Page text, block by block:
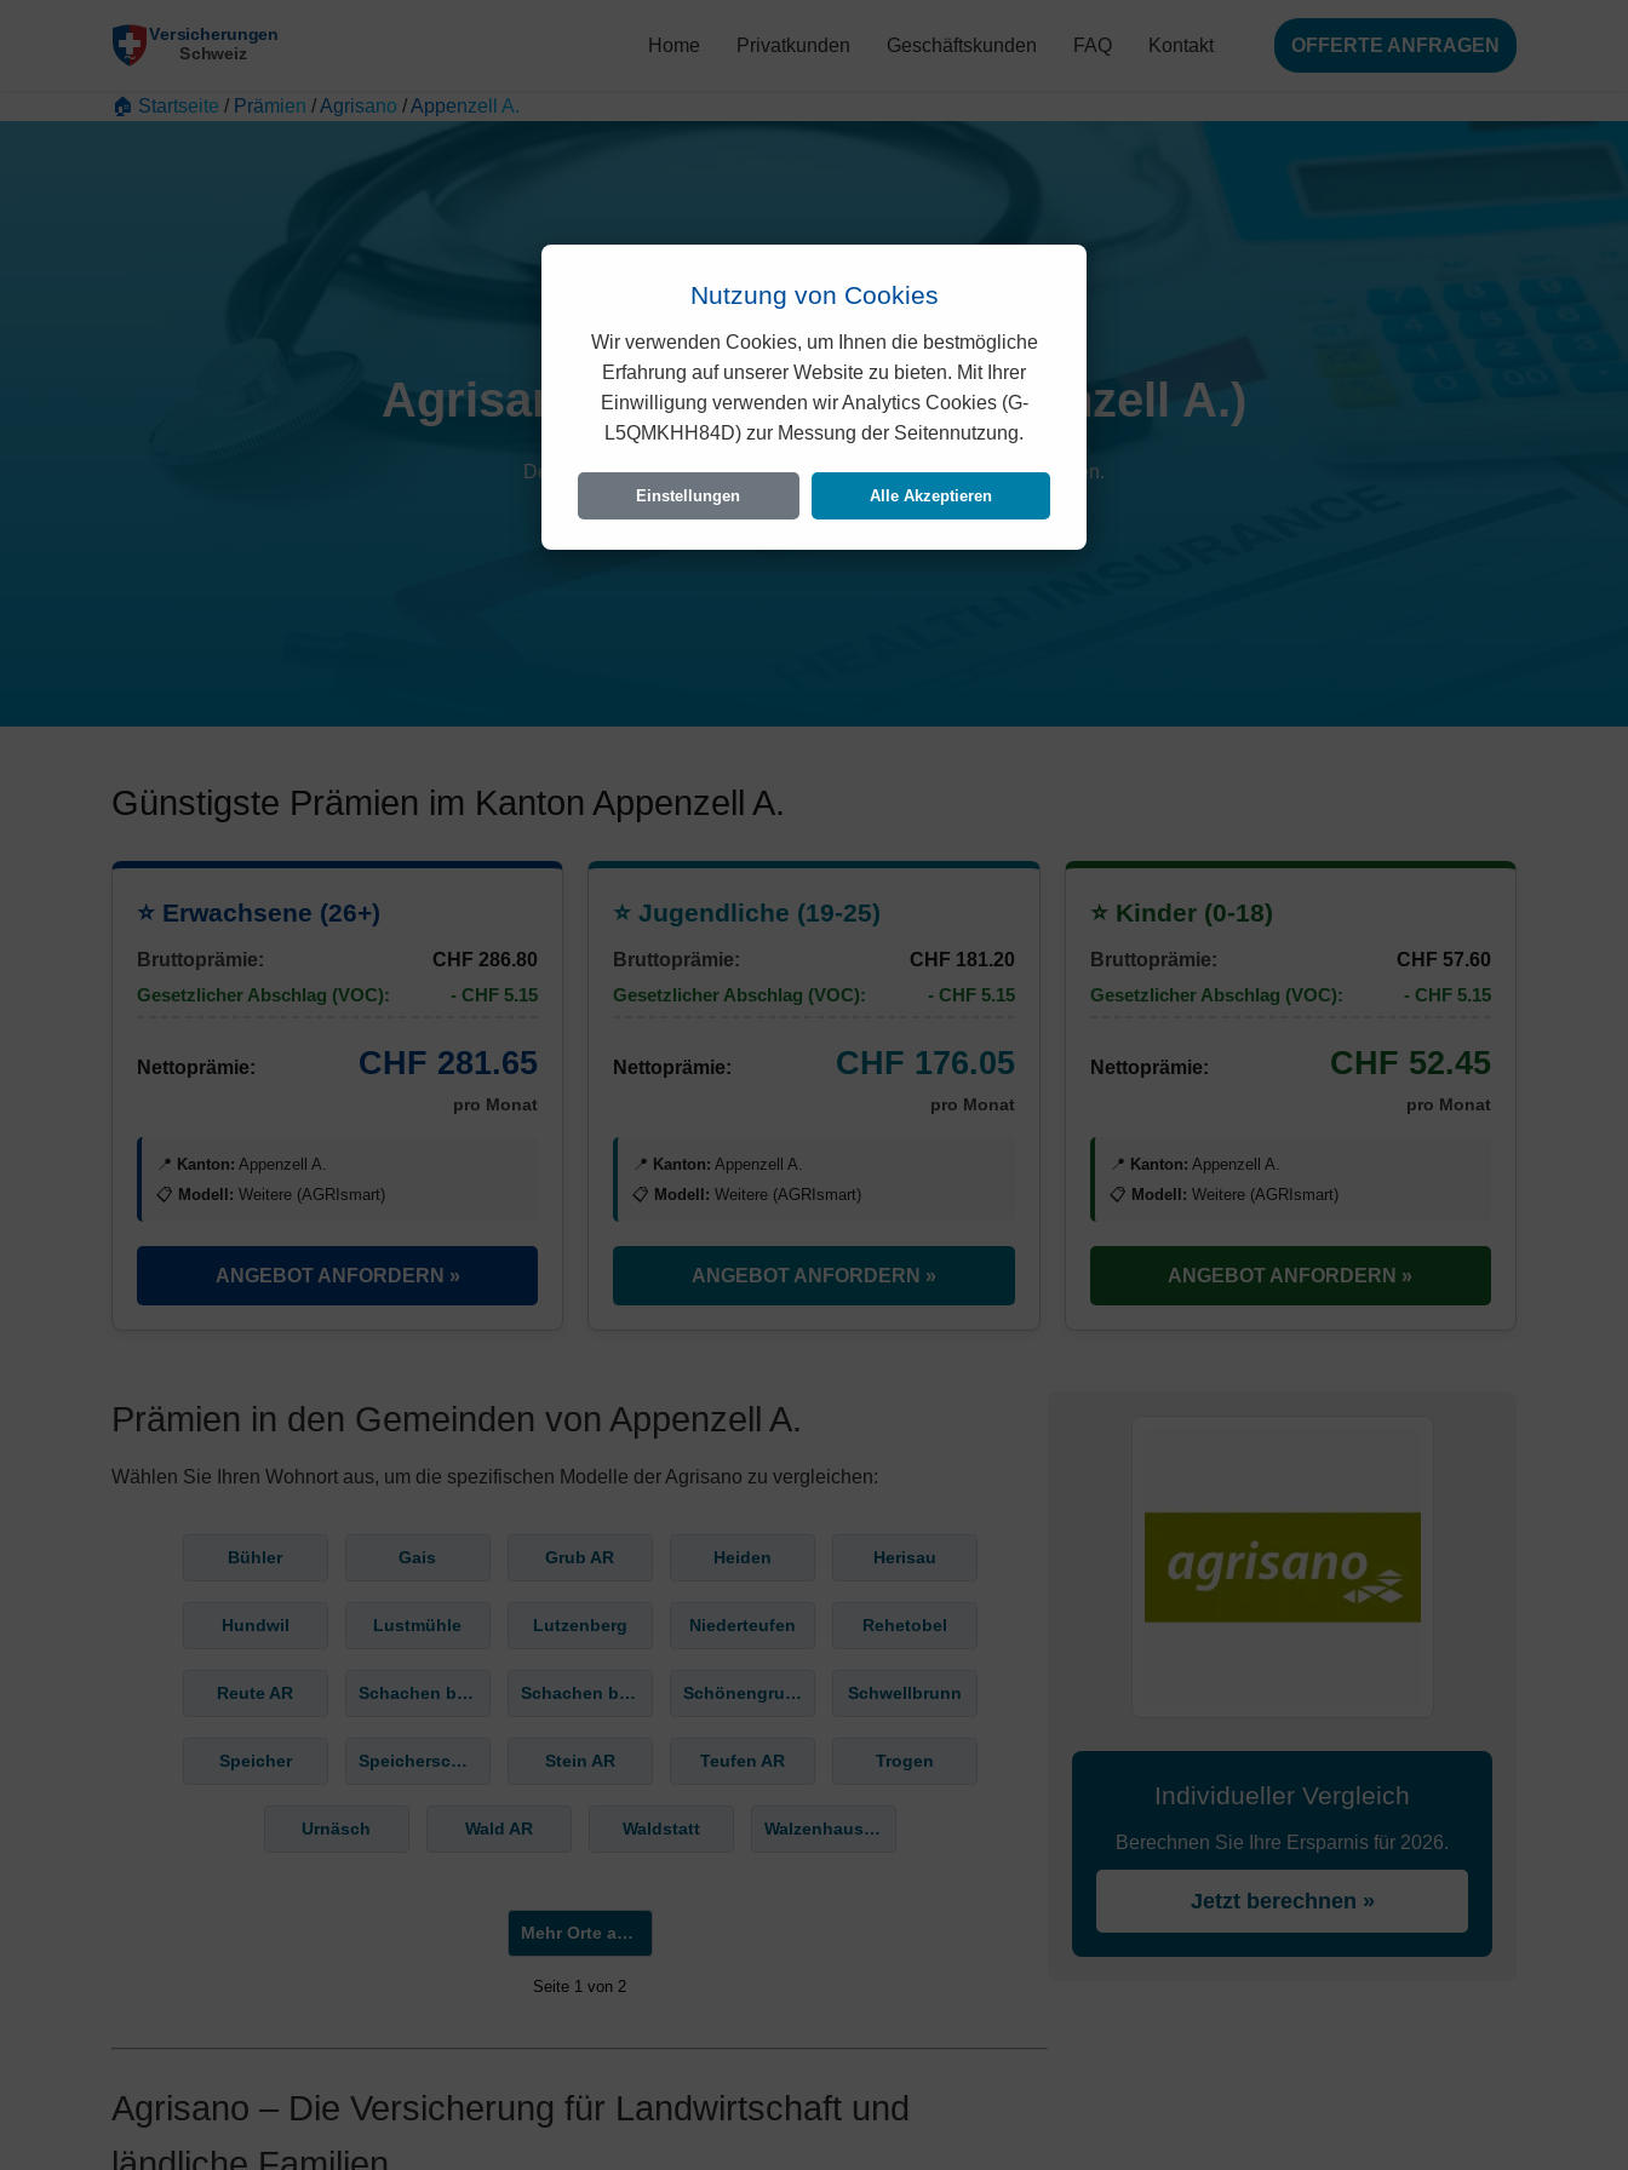
Home Privatkunden Geschäftskunden FAQ Kontakt OFFERTE ANFRAGEN
🏠 Startseite / Prämien /Agrisano /Appenzell A.
Agrisano Prämien 2026 (Appenzell A.)
Detaillierte Übersicht der monatlichen Kosten für alle Altersgruppen.
Günstigste Prämien im Kanton Appenzell A.
⭐ Erwachsene (26+)
Bruttoprämie:
CHF 286.80
Gesetzlicher Abschlag (VOC):
- CHF 5.15
Nettoprämie: CHF 281.65
pro Monat
📍 Kanton: Appenzell A.
📋 Modell: Weitere (AGRIsmart)
ANGEBOT ANFORDERN »
⭐ Jugendliche (19-25)
Bruttoprämie:
CHF 181.20
Gesetzlicher Abschlag (VOC):
- CHF 5.15
Nettoprämie: CHF 176.05
pro Monat
📍 Kanton: Appenzell A.
📋 Modell: Weitere (AGRIsmart)
ANGEBOT ANFORDERN »
⭐ Kinder (0-18)
Bruttoprämie:
CHF 57.60
Gesetzlicher Abschlag (VOC):
- CHF 5.15
Nettoprämie: CHF 52.45
pro Monat
📍 Kanton: Appenzell A.
📋 Modell: Weitere (AGRIsmart)
ANGEBOT ANFORDERN »
Prämien in den Gemeinden von Appenzell A.
Wählen Sie Ihren Wohnort aus, um die spezifischen Modelle der Agrisano zu vergleichen:
Bühler Gais Grub AR Heiden Herisau
Hundwil Lustmühle Lutzenberg Niederteufen Rehetobel
Reute AR Schachen b. Herisau Schachen b. Reute Schönengrund Schwellbrunn
Speicher Speicherschwendi Stein AR Teufen AR Trogen
Urnäsch Wald AR Waldstatt Walzenhausen
Mehr Orte anzeigen »
Seite 1 von 2
Agrisano – Die Versicherung für Landwirtschaft und
Individueller Vergleich
Berechnen Sie Ihre Ersparnis für 2026.
Jetzt berechnen »
Nutzung von Cookies
Wir verwenden Cookies, um Ihnen die bestmögliche
Erfahrung auf unserer Website zu bieten. Mit Ihrer
Einwilligung verwenden wir Analytics Cookies (G-
L5QMKHH84D) zur Messung der Seitennutzung.
Einstellungen Alle Akzeptieren